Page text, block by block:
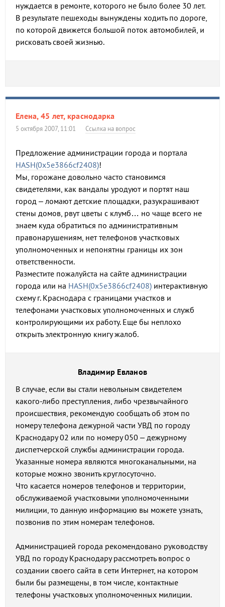
нуждается в ремонте, которого не было более 30 лет.
В результате пешеходы вынуждены ходить по дороге,
по которой движется большой поток автомобилей, и
рисковать своей жизнью.
Елена, 45 лет, краснодарка
5 октября 2007, 11:01 Ссылка на вопрос
Предложение администрации города и портала
HASH(0x5e3866cf2408)!
Мы, горожане довольно часто становимся
свидетелями, как вандалы уродуют и портят наш
город – ломают детские площадки, разукрашивают
стены домов, рвут цветы с клумб… но чаще всего не
знаем куда обратиться по административным
правонарушениям, нет телефонов участковых
уполномоченных и непонятны границы их зон
ответственности.
Разместите пожалуйста на сайте администрации
города или на HASH(0x5e3866cf2408) интерактивную
схему г. Краснодара с границами участков и
телефонами участковых уполномоченных и служб
контролирующими их работу. Еще бы неплохо
открыть электронную книгу жалоб.
Владимир Евланов
В случае, если вы стали невольным свидетелем
какого-либо преступления, либо чрезвычайного
происшествия, рекомендую сообщать об этом по
номеру телефона дежурной части УВД по городу
Краснодару 02 или по номеру 050 – дежурному
диспетчерской службы администрации города.
Указанные номера являются многоканальными, на
которые можно звонить круглосуточно.
Что касается номеров телефонов и территории,
обслуживаемой участковыми уполномоченными
милиции, то данную информацию вы можете узнать,
позвонив по этим номерам телефонов.
Администрацией города рекомендовано руководству
УВД по городу Краснодару рассмотреть вопрос о
создании своего сайта в сети Интернет, на котором
были бы размещены, в том числе, контактные
телефоны участковых уполномоченных милиции.